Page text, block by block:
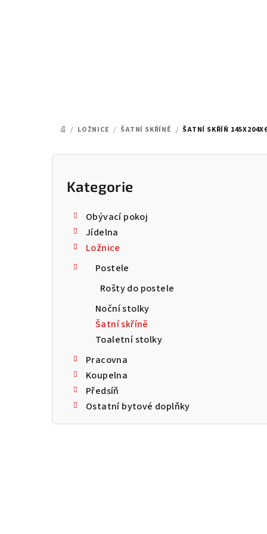
DOMŮ
/ LOŽNICE / ŠATNÍ SKŘÍNĚ / ŠATNÍ SKŘÍŇ
P
Přeskočit
kategorie
Kategorie
Obývací pokoj
Jídelna
Ložnice
Postele
Rošty do postele
Noční stolky
Šatní skříně
Toaletní stolky
Pracovna
Koupelna
Předsíň
Ostatní bytové doplňky